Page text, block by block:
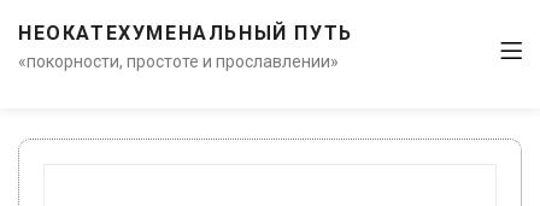
НЕОКАТЕХУМЕНАЛЬНЫЙ ПУТЬ
«покорности, простоте и прославлении»